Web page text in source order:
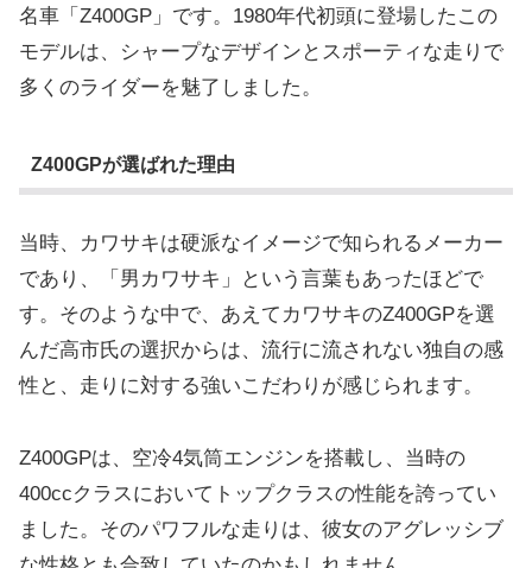
名車「Z400GP」です。1980年代初頭に登場したこの
モデルは、シャープなデザインとスポーティな走りで
多くのライダーを魅了しました。
Z400GPが選ばれた理由
当時、カワサキは硬派なイメージで知られるメーカー
であり、「男カワサキ」という言葉もあったほどで
す。そのような中で、あえてカワサキのZ400GPを選
んだ高市氏の選択からは、流行に流されない独自の感
性と、走りに対する強いこだわりが感じられます。
Z400GPは、空冷4気筒エンジンを搭載し、当時の
400ccクラスにおいてトップクラスの性能を誇ってい
ました。そのパワフルな走りは、彼女のアグレッシブ